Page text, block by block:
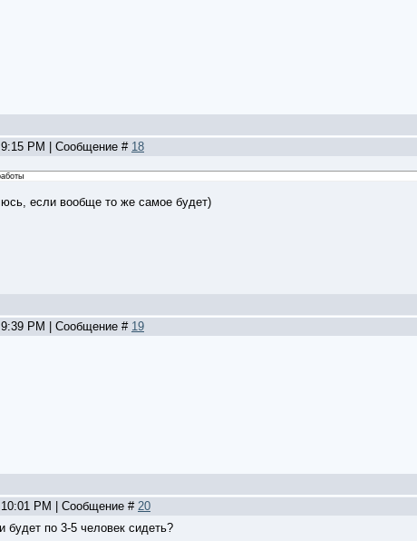
PM | Сообщение # 18
если вообще то же самое будет)
PM | Сообщение # 19
PM | Сообщение # 20
будет по 3-5 человек сидеть?